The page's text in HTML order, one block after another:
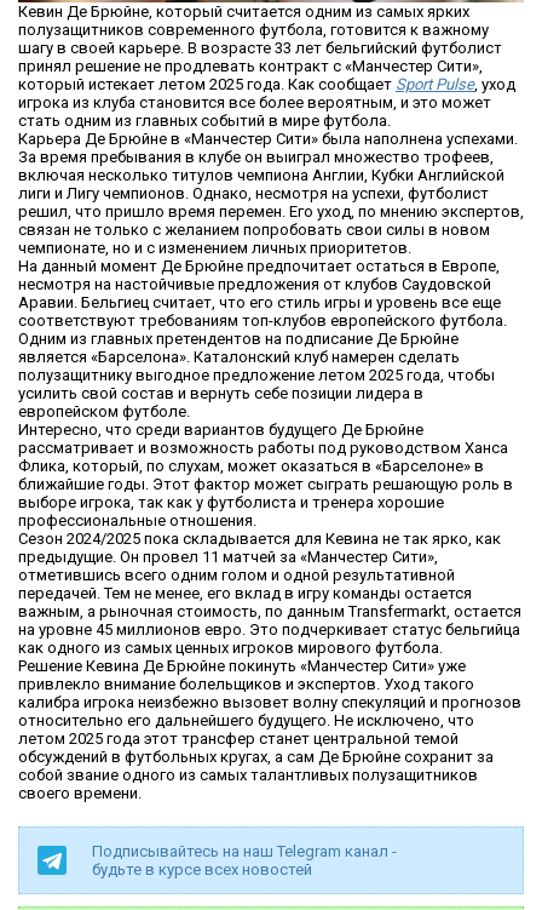
Кевин Де Брюйне, который считается одним из самых ярких
полузащитников современного футбола, готовится к важному
шагу в своей карьере. В возрасте 33 лет бельгийский футболист
принял решение не продлевать контракт с «Манчестер Сити»,
который истекает летом 2025 года. Как сообщает Sport Pulse, уход
игрока из клуба становится все более вероятным, и это может
стать одним из главных событий в мире футбола.
Карьера Де Брюйне в «Манчестер Сити» была наполнена успехами.
За время пребывания в клубе он выиграл множество трофеев,
включая несколько титулов чемпиона Англии, Кубки Английской
лиги и Лигу чемпионов. Однако, несмотря на успехи, футболист
решил, что пришло время перемен. Его уход, по мнению экспертов,
связан не только с желанием попробовать свои силы в новом
чемпионате, но и с изменением личных приоритетов.
На данный момент Де Брюйне предпочитает остаться в Европе,
несмотря на настойчивые предложения от клубов Саудовской
Аравии. Бельгиец считает, что его стиль игры и уровень все еще
соответствуют требованиям топ-клубов европейского футбола.
Одним из главных претендентов на подписание Де Брюйне
является «Барселона». Каталонский клуб намерен сделать
полузащитнику выгодное предложение летом 2025 года, чтобы
усилить свой состав и вернуть себе позиции лидера в
европейском футболе.
Интересно, что среди вариантов будущего Де Брюйне
рассматривает и возможность работы под руководством Ханса
Флика, который, по слухам, может оказаться в «Барселоне» в
ближайшие годы. Этот фактор может сыграть решающую роль в
выборе игрока, так как у футболиста и тренера хорошие
профессиональные отношения.
Сезон 2024/2025 пока складывается для Кевина не так ярко, как
предыдущие. Он провел 11 матчей за «Манчестер Сити»,
отметившись всего одним голом и одной результативной
передачей. Тем не менее, его вклад в игру команды остается
важным, а рыночная стоимость, по данным Transfermarkt, остается
на уровне 45 миллионов евро. Это подчеркивает статус бельгийца
как одного из самых ценных игроков мирового футбола.
Решение Кевина Де Брюйне покинуть «Манчестер Сити» уже
привлекло внимание болельщиков и экспертов. Уход такого
калибра игрока неизбежно вызовет волну спекуляций и прогнозов
относительно его дальнейшего будущего. Не исключено, что
летом 2025 года этот трансфер станет центральной темой
обсуждений в футбольных кругах, а сам Де Брюйне сохранит за
собой звание одного из самых талантливых полузащитников
своего времени.
Подписывайтесь на наш Telegram канал -
будьте в курсе всех новостей